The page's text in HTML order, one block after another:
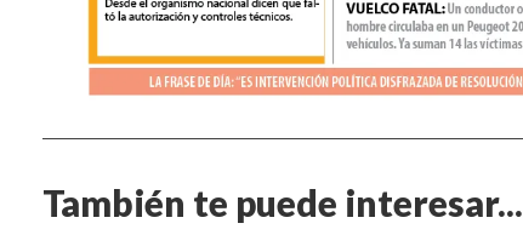
También te puede interesar...